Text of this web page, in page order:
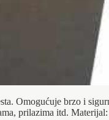
Omogućuje brzo i
prilazima itd.